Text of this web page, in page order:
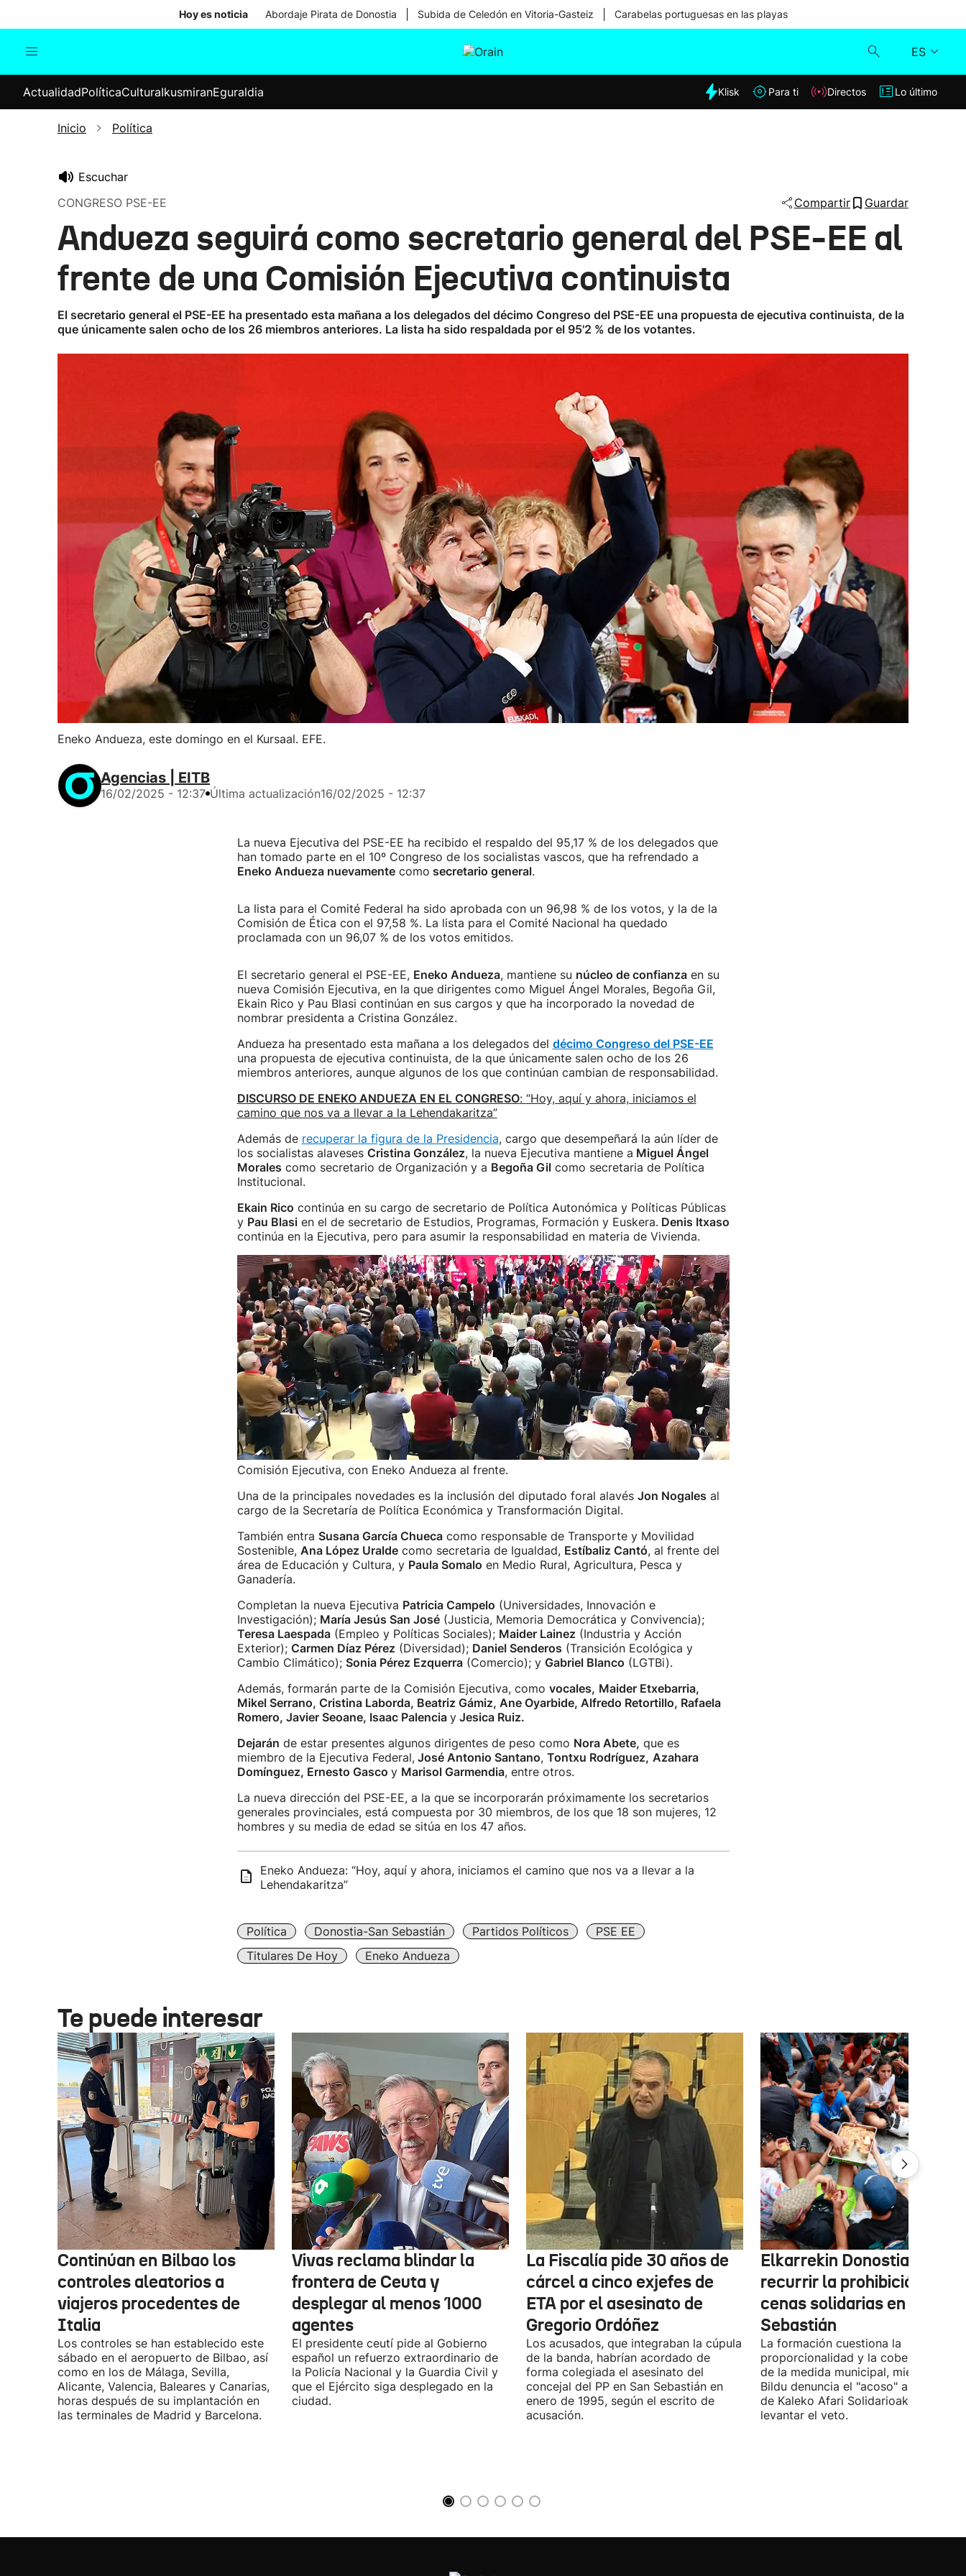
Hoy es noticia Abordaje Pirata de Donostia Subida de Celedón en Vitoria-Gasteiz Carabelas portuguesas en las playas
ES
Internacional
Elecciones
Klisk
Lo último
ActualidadPolíticaCulturaIkusmiranEguraldia Klisk Para ti Directos Lo último
Inicio Política
Escuchar
CONGRESO PSE-EE
Compartir Guardar
Andueza seguirá como secretario general del PSE-EE al
frente de una Comisión Ejecutiva continuista
El secretario general el PSE-EE ha presentado esta mañana a los delegados del décimo Congreso del PSE-EE una propuesta de ejecutiva continuista, de la
que únicamente salen ocho de los 26 miembros anteriores. La lista ha sido respaldada por el 95'2 % de los votantes.
Eneko Andueza, este domingo en el Kursaal. EFE.
Agencias | EITB
16/02/2025 - 12:37 Última actualización16/02/2025 - 12:37
La nueva Ejecutiva del PSE-EE ha recibido el respaldo del 95,17 % de los delegados que
han tomado parte en el 10º Congreso de los socialistas vascos, que ha refrendado a
Eneko Andueza nuevamentecomo secretario general.
La lista para el Comité Federal ha sido aprobada con un 96,98 % de los votos, y la de la
Comisión de Ética con el 97,58 %. La lista para el Comité Nacional ha quedado
proclamada con un 96,07 % de los votos emitidos.
El secretario general el PSE-EE, Eneko Andueza, mantiene su núcleo de confianzaen su
nueva Comisión Ejecutiva, en la que dirigentes como Miguel Ángel Morales, Begoña Gil,
Ekain Rico y Pau Blasi continúan en sus cargos y que ha incorporado la novedad de
nombrar presidenta a Cristina González.
Andueza ha presentado esta mañana a los delegados del décimo Congreso del PSE-EE
una propuesta de ejecutiva continuista, de la que únicamente salen ocho de los 26
miembros anteriores, aunque algunos de los que continúan cambian de responsabilidad.
DISCURSO DE ENEKO ANDUEZA EN EL CONGRESO: “Hoy, aquí y ahora, iniciamos el
camino que nos va a llevar a la Lehendakaritza”
Además de recuperar la figura de la Presidencia, cargo que desempeñará la aún líder de
los socialistas alaveses Cristina González, la nueva Ejecutiva mantiene a Miguel Ángel
Morales como secretario de Organización y a Begoña Gilcomo secretaria de Política
Institucional.
Ekain Rico continúa en su cargo de secretario de Política Autonómica y Políticas Públicas
y Pau Blasien el de secretario de Estudios, Programas, Formación y Euskera. Denis Itxaso
continúa en la Ejecutiva, pero para asumir la responsabilidad en materia de Vivienda.
Comisión Ejecutiva, con Eneko Andueza al frente.
Una de la principales novedades es la inclusión del diputado foral alavés Jon Nogales al
cargo de la Secretaría de Política Económica y Transformación Digital.
También entra Susana García Chuecacomo responsable de Transporte y Movilidad
Sostenible, Ana López Uraldecomo secretaria de Igualdad, Estíbaliz Cantó, al frente del
área de Educación y Cultura, y Paula Somalo en Medio Rural, Agricultura, Pesca y
Ganadería.
Completan la nueva Ejecutiva Patricia Campelo (Universidades, Innovación e
Investigación); María Jesús San José(Justicia, Memoria Democrática y Convivencia);
Teresa Laespada(Empleo y Políticas Sociales); Maider Lainez(Industria y Acción
Exterior); Carmen Díaz Pérez(Diversidad); Daniel Senderos (Transición Ecológica y
Cambio Climático); Sonia Pérez Ezquerra(Comercio); y Gabriel Blanco (LGTBi).
Además, formarán parte de la Comisión Ejecutiva, como vocales, Maider Etxebarria,
Mikel Serrano, Cristina Laborda, Beatriz Gámiz, Ane Oyarbide, Alfredo Retortillo, Rafaela
Romero, Javier Seoane, Isaac Palencia yJesica Ruiz.
Dejarán de estar presentes algunos dirigentes de peso como Nora Abete, que es
miembro de la Ejecutiva Federal,José Antonio Santano, Tontxu Rodríguez, Azahara
Domínguez, Ernesto Gasco y Marisol Garmendia, entre otros.
La nueva dirección del PSE-EE, a la que se incorporarán próximamente los secretarios
generales provinciales, está compuesta por 30 miembros, de los que 18 son mujeres, 12
hombres y su media de edad se sitúa en los 47 años.
Eneko Andueza: “Hoy, aquí y ahora, iniciamos el camino que nos va a llevar a la
Lehendakaritza”
Política Donostia-San Sebastián Partidos Políticos
PSE EE
Titulares De Hoy
Eneko Andueza
Te puede interesar
Continúan en Bilbao los
controles aleatorios a
viajeros procedentes de
Italia
Los controles se han establecido este
sábado en el aeropuerto de Bilbao, así
como en los de Málaga, Sevilla,
Alicante, Valencia, Baleares y Canarias,
horas después de su implantación en
las terminales de Madrid y Barcelona.
Vivas reclama blindar la
frontera de Ceuta y
desplegar al menos 1000
agentes
El presidente ceutí pide al Gobierno
español un refuerzo extraordinario de
la Policía Nacional y la Guardia Civil y
que el Ejército siga desplegado en la
ciudad.
La Fiscalía pide 30 años de
cárcel a cinco exjefes de
ETA por el asesinato de
Gregorio Ordóñez
Los acusados, que integraban la cúpula
de la banda, habrían acordado de
forma colegiada el asesinato del
concejal del PP en San Sebastián en
enero de 1995, según el escrito de
acusación.
Elkarrekin Donostia
recurrir la prohibición de
cenas solidarias en San
Sebastián
La formación cuestiona la
proporcionalidad y la cobertura
de la medida municipal, mientras EH
Bildu denuncia el "acoso" a
de Kaleko Afari Solidarioak y pide
levantar el veto.